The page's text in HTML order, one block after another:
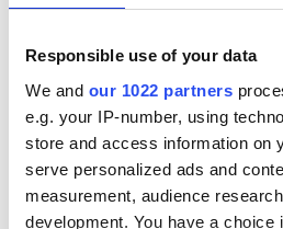
Responsible use of your data
We and our 1022 partners
e.g. your IP-number, using
store and access information on
serve personalized ads and
measurement, audience
development. You have a choice
Visma
Virto Commerce
Shopify Plus
Voir toutes les intégrations